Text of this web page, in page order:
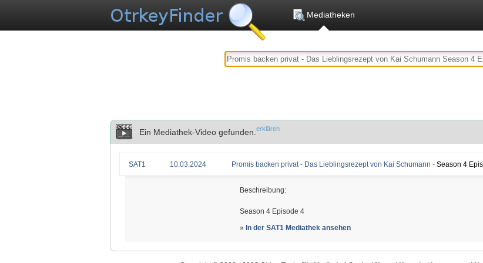
Mediatheken
Ein Mediathek-Video gefunden. erklären
SAT1 10.03.2024 Promis backen privat - Das Lieblingsrezept von Kai Schumann - Season 4
Beschreibung:
Season 4 Episode 4
» In der SAT1 Mediathek ansehen